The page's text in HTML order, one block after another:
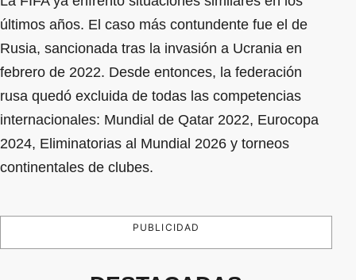
últimos años. El caso más contundente fue el de
Rusia, sancionada tras la invasión a Ucrania en
febrero de 2022. Desde entonces, la federación
rusa quedó excluida de todas las competencias
internacionales: Mundial de Qatar 2022, Eurocopa
2024, Eliminatorias al Mundial 2026 y torneos
continentales de clubes.
PUBLICIDAD